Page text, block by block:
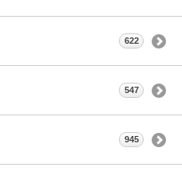
622
547
945